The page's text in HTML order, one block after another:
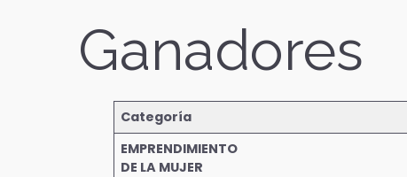
Ganadores
Categoría
EMPRENDIMIENTO
DE LA MUJER